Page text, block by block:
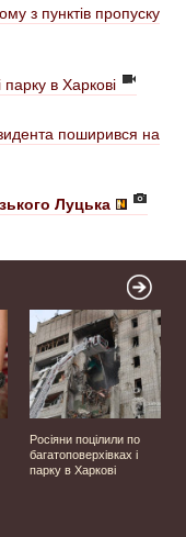
з пунктів пропуску
парку в Харкові
поширився на
Луцька
Росіяни поцілили по
багатоповерхівках і
парку в Харкові